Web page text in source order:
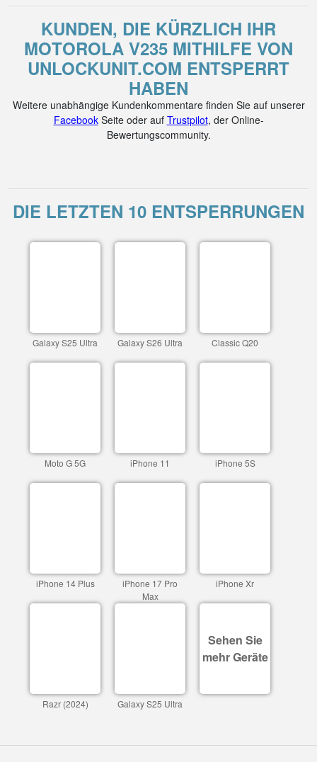
KUNDEN, DIE KÜRZLICH IHR
MOTOROLA V235 MITHILFE VON
UNLOCKUNIT.COM ENTSPERRT
HABEN
Weitere unabhängige Kundenkommentare finden Sie auf unserer
FacebookSeite oder auf Trustpilot, der Online-
Bewertungscommunity.
DIE LETZTEN 10 ENTSPERRUNGEN
Galaxy S25 Ultra Galaxy S26 Ultra Classic Q20
Moto G 5G iPhone 11 iPhone 5S
iPhone 14 Plus
iPhone 17 Pro
Max
iPhone Xr
Razr (2024) Galaxy S25 Ultra
Sehen Sie
mehr Geräte